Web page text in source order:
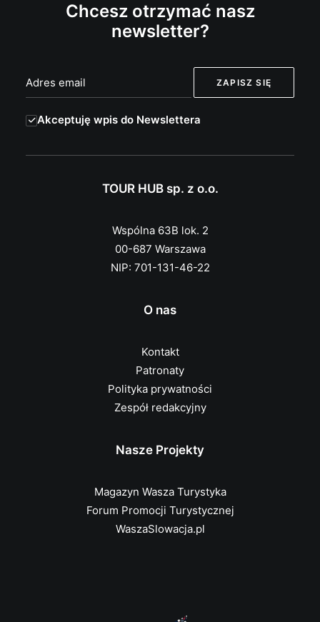
Chcesz otrzymać nasz
newsletter?
Akceptuję wpis do Newslettera
TOUR HUB sp. z o.o.
Wspólna 63B lok. 2
00-687 Warszawa
NIP: 701-131-46-22
O nas
Kontakt
Patronaty
Polityka prywatności
Zespół redakcyjny
Nasze Projekty
Magazyn Wasza Turystyka
Forum Promocji Turystycznej
WaszaSlowacja.pl